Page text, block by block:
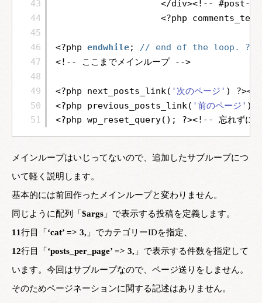
43
44
45
46
47
48
49
50
51
</div><!-- #post-
<?php
<?php endwhile; // end of the loop. ?>
<!-- ここまでメインループ -->
<?php next_posts_link( '次のページ' )
<?php previous_posts_link( '前のページ' )
<?php wp_reset_query(); ?><!-- 忘れずにリ
メインループはいじってないので、追加したサブループにつ
いて軽く説明します。
基本的には前回作ったメインループと変わりません。
同じように配列「 $args 」で表示する投稿を定義します。
11行目「 ‘cat’ => 3, 」でカテゴリーIDを指定、
12行目「 ‘posts_per_page’ => 3, 」で表示する件数を指定して
います。今回はサブループなので、ページ送りをしません。
そのためページネーションに関する記述はありません。